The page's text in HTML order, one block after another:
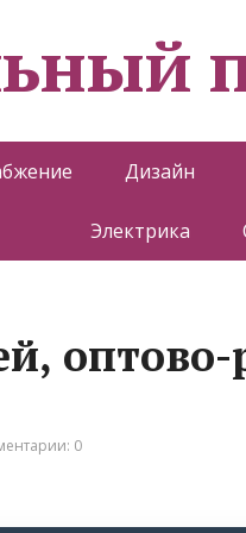
Дизайн
Электрика
оптово-
0